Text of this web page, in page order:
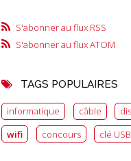
S'abonner au flux RSS
S'abonner au flux ATOM
TAGS POPULAIRES
informatique câble
wifi
concours clé USB